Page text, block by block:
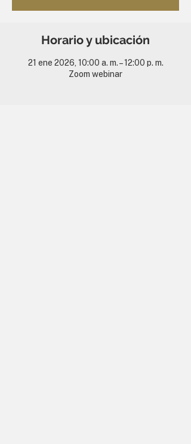
Horario y ubicación
21 ene 2026, 10:00 a. m. – 12:00 p. m.
Zoom webinar